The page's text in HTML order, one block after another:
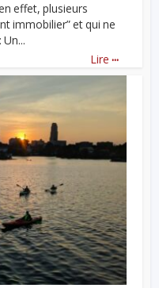
effet, plusieurs
immobilier” et qui ne
Lire ...